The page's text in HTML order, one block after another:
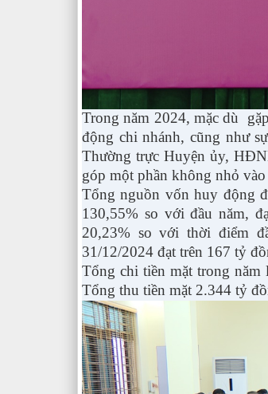
Trong năm 2024, mặc dù
động chi nhánh, cũng như
Thường trực Huyện ủy,
góp một phần không nhỏ
Tổng nguồn vốn huy động
130,55% so với đầu năm,
20,23% so với thời điểm
31/12/2024 đạt trên 167 tỷ
Tổng chi tiền mặt trong
Tổng thu tiền mặt 2.344 tỷ